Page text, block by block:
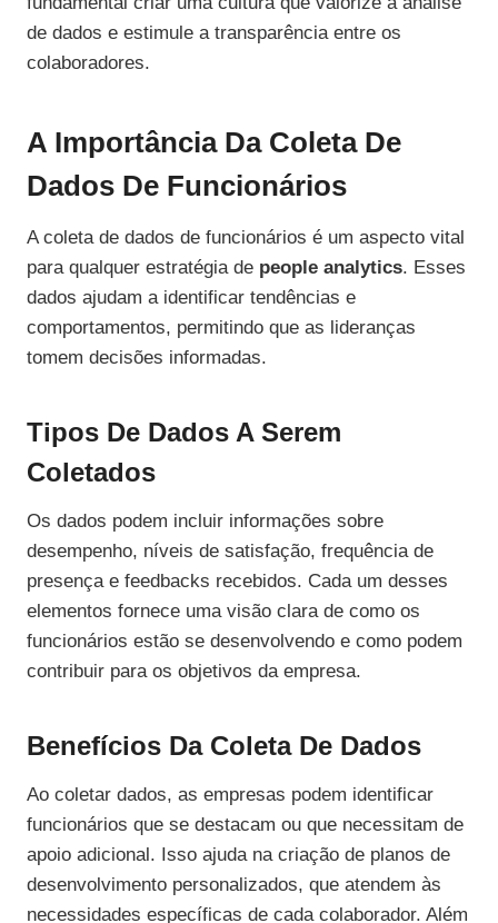
de dados e estimule a transparência entre os
colaboradores.
A Importância Da Coleta De
Dados De Funcionários
A coleta de dados de funcionários é um aspecto vital
para qualquer estratégia de people analytics. Esses
dados ajudam a identificar tendências e
comportamentos, permitindo que as lideranças
tomem decisões informadas.
Tipos De Dados A Serem
Coletados
Os dados podem incluir informações sobre
desempenho, níveis de satisfação, frequência de
presença e feedbacks recebidos. Cada um desses
elementos fornece uma visão clara de como os
funcionários estão se desenvolvendo e como podem
contribuir para os objetivos da empresa.
Benefícios Da Coleta De Dados
Ao coletar dados, as empresas podem identificar
funcionários que se destacam ou que necessitam de
apoio adicional. Isso ajuda na criação de planos de
desenvolvimento personalizados, que atendem às
necessidades específicas de cada colaborador. Além